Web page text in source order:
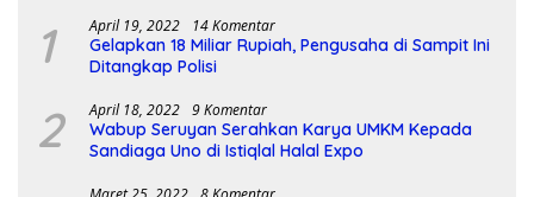
1 April 19, 2022 14 Komentar
Gelapkan 18 Miliar Rupiah, Pengusaha di Sampit Ini
Ditangkap Polisi
2 April 18, 2022 9 Komentar
Wabup Seruyan Serahkan Karya UMKM Kepada
Sandiaga Uno di Istiqlal Halal Expo